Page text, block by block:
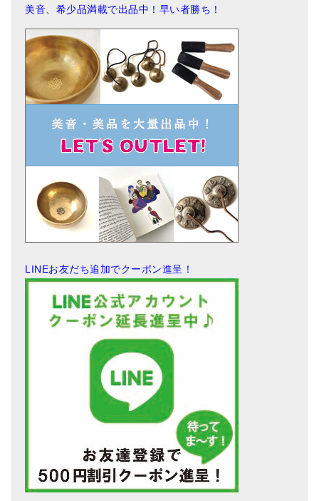
美音、希少品満載で出品中！早い者勝ち！
LINEお友だち追加でクーポン進呈！